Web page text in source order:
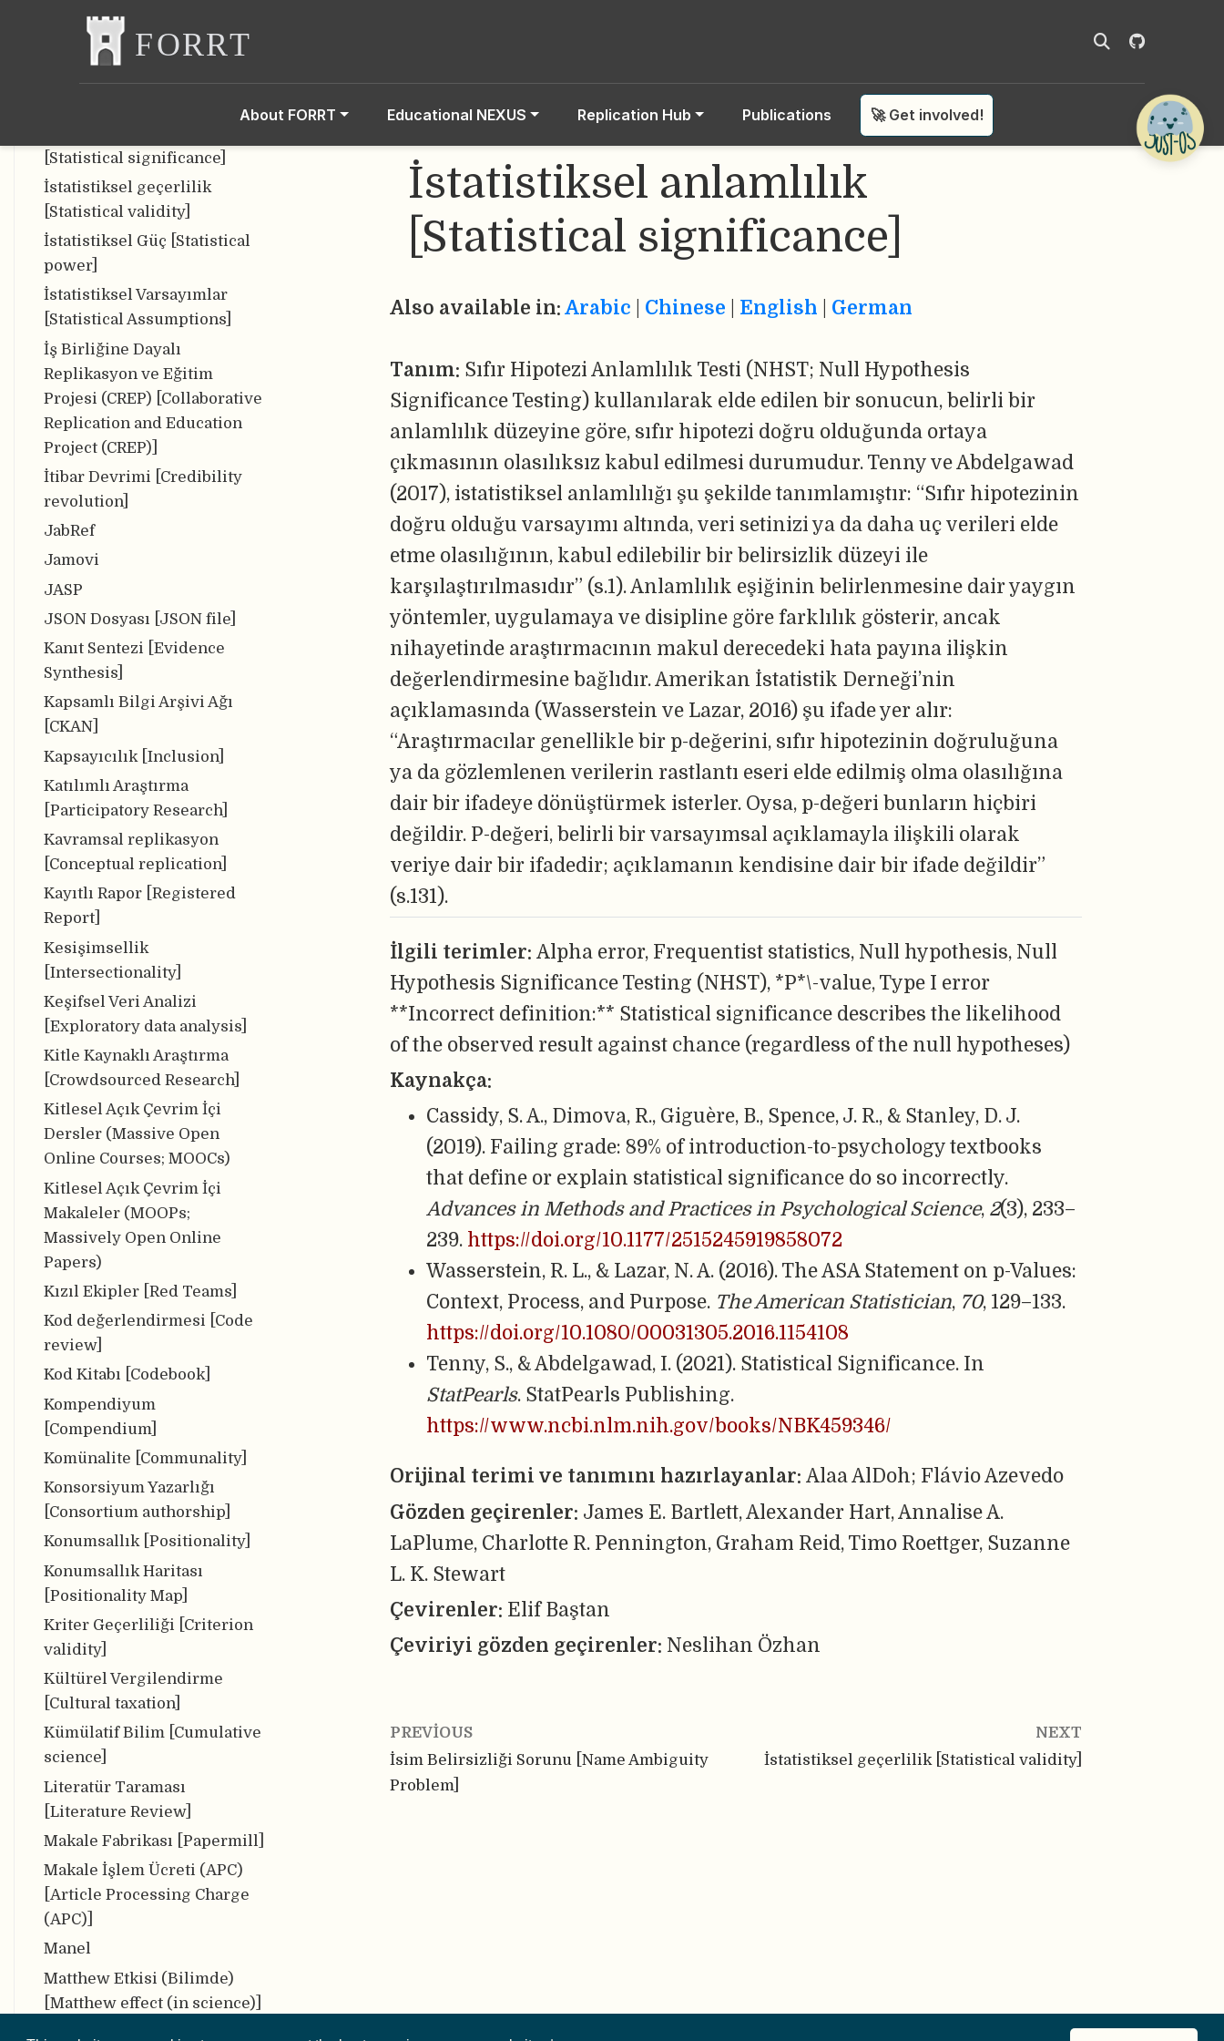
About FORRT Educational NEXUS Replication Hub Publications 🚀 Get involved!
Normu [First-last-author-
emphasis norm (FLAE)]
İsim Belirsizliği Sorunu
[Statistical significance]
İstatistiksel geçerlilik
[Statistical validity]
İstatistiksel Güç [Statistical
power]
İstatistiksel Varsayımlar
[Statistical Assumptions]
İş Birliğine Dayalı
Replikasyon ve Eğitim
Projesi (CREP) [Collaborative
Replication and Education
Project (CREP)]
İtibar Devrimi [Credibility
revolution]
JabRef
Jamovi
JASP
JSON Dosyası [JSON file]
Kanıt Sentezi [Evidence
Synthesis]
Kapsamlı Bilgi Arşivi Ağı
[CKAN]
Kapsayıcılık [Inclusion]
Katılımlı Araştırma
[Participatory Research]
Kavramsal replikasyon
[Conceptual replication]
Kayıtlı Rapor [Registered
Report]
Kesişimsellik
[Intersectionality]
Keşifsel Veri Analizi
[Exploratory data analysis]
Kitle Kaynaklı Araştırma
[Crowdsourced Research]
Kitlesel Açık Çevrim İçi
Dersler (Massive Open
Online Courses; MOOCs)
Kitlesel Açık Çevrim İçi
Makaleler (MOOPs;
Massively Open Online
Papers)
Kızıl Ekipler [Red Teams]
Kod değerlendirmesi [Code
review]
Kod Kitabı [Codebook]
Kompendiyum
[Compendium]
Komünalite [Communality]
Konsorsiyum Yazarlığı
[Consortium authorship]
Konumsallık [Positionality]
Konumsallık Haritası
[Positionality Map]
Kriter Geçerliliği [Criterion
validity]
Kültürel Vergilendirme
[Cultural taxation]
Kümülatif Bilim [Cumulative
science]
Literatür Taraması
[Literature Review]
Makale Fabrikası [Papermill]
Makale İşlem Ücreti (APC)
[Article Processing Charge
(APC)]
Manel
Matthew Etkisi (Bilimde)
[Matthew effect (in science)]
İstatistiksel anlamlılık
[Statistical significance]
Also available in: Arabic Chinese English German
Tanım: Sıfır Hipotezi Anlamlılık Testi (NHST; Null Hypothesis
Significance Testing) kullanılarak elde edilen bir sonucun, belirli bir
anlamlılık düzeyine göre, sıfır hipotezi doğru olduğunda ortaya
çıkmasının olasılıksız kabul edilmesi durumudur. Tenny ve Abdelgawad
(2017), istatistiksel anlamlılığı şu şekilde tanımlamıştır: “Sıfır hipotezinin
doğru olduğu varsayımı altında, veri setinizi ya da daha uç verileri elde
etme olasılığının, kabul edilebilir bir belirsizlik düzeyi ile
karşılaştırılmasıdır” (s.1). Anlamlılık eşiğinin belirlenmesine dair yaygın
yöntemler, uygulamaya ve disipline göre farklılık gösterir, ancak
nihayetinde araştırmacının makul derecedeki hata payına ilişkin
değerlendirmesine bağlıdır. Amerikan İstatistik Derneği’nin
açıklamasında (Wasserstein ve Lazar, 2016) şu ifade yer alır:
“Araştırmacılar genellikle bir p-değerini, sıfır hipotezinin doğruluğuna
ya da gözlemlenen verilerin rastlantı eseri elde edilmiş olma olasılığına
dair bir ifadeye dönüştürmek isterler. Oysa, p-değeri bunların hiçbiri
değildir. P-değeri, belirli bir varsayımsal açıklamayla ilişkili olarak
veriye dair bir ifadedir; açıklamanın kendisine dair bir ifade değildir”
(s.131).
İlgili terimler: Alpha error, Frequentist statistics, Null hypothesis, Null
Hypothesis Significance Testing (NHST), *P*\-value, Type I error
**Incorrect definition:** Statistical significance describes the likelihood
of the observed result against chance (regardless of the null hypotheses)
Kaynakça:
Cassidy, S. A., Dimova, R., Giguère, B., Spence, J. R., & Stanley, D. J.
(2019). Failing grade: 89% of introduction-to-psychology textbooks
that define or explain statistical significance do so incorrectly.
Advances in Methods and Practices in Psychological Science, 2(3), 233–
239. https://doi.org/10.1177/2515245919858072
Wasserstein, R. L., & Lazar, N. A. (2016). The ASA Statement on p-Values:
Context, Process, and Purpose. The American Statistician, 70, 129–133.
https://doi.org/10.1080/00031305.2016.1154108
Tenny, S., & Abdelgawad, I. (2021). Statistical Significance. In
StatPearls. StatPearls Publishing.
https://www.ncbi.nlm.nih.gov/books/NBK459346/
Orijinal terimi ve tanımını hazırlayanlar: Alaa AlDoh; Flávio Azevedo
Gözden geçirenler: James E. Bartlett, Alexander Hart, Annalise A.
LaPlume, Charlotte R. Pennington, Graham Reid, Timo Roettger, Suzanne
L. K. Stewart
Çevirenler: Elif Baştan
Çeviriyi gözden geçirenler: Neslihan Özhan
PREVIOUS
İsim Belirsizliği Sorunu [Name Ambiguity
Problem]
NEXT
İstatistiksel geçerlilik [Statistical validity]